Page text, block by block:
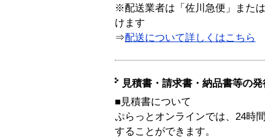
※配送業者は「佐川急便」また
けます
⇒配送について詳しくはこちら
見積書・請求書・納品書等の
■見積書について
ぷらっとオンラインでは、24時
することができます。